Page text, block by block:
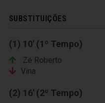
SUBSTITUIÇÕES
(1) 10' (1º Tempo)
Zé Roberto
Vina
(2) 16' (2º Tempo)